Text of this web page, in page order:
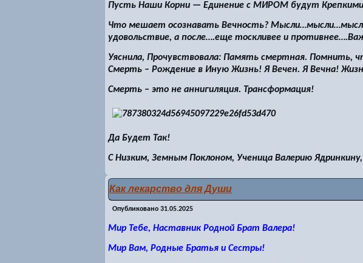
Пусть Наши Корни — Единение с МИРОМ будут
Что мешает осознавать Вечность?
удовольствие, а после….еще тоскливее и
Уяснила, Прочувствовала: Память смертная.
Смерть – Рождение в Иную Жизнь! Я Вечен. Я Вечна!
Смерть – это не аннигиляция. Трансформация!
Да Будет Так!
С Низким, Земным Поклоном, Ученица Валерию
Как лекарство для Души
Опубликовано 31.05.2025
Мир Тебе, Наставник Родной Брат Валера!
Мир Вам, Родные Братья и Сестры!